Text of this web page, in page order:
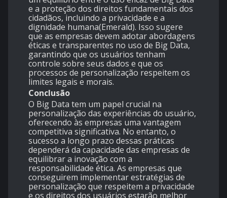
e a proteção dos direitos fundamentais dos
cidadãos, incluindo a privacidade e a
dignidade humana​(Emerald). Isso sugere
que as empresas devem adotar abordagens
éticas e transparentes no uso de Big Data,
garantindo que os usuários tenham
controle sobre seus dados e que os
processos de personalização respeitem os
limites legais e morais.
Conclusão
O Big Data tem um papel crucial na
personalização das experiências do usuário,
oferecendo às empresas uma vantagem
competitiva significativa. No entanto, o
sucesso a longo prazo dessas práticas
dependerá da capacidade das empresas de
equilibrar a inovação com a
responsabilidade ética. As empresas que
conseguirem implementar estratégias de
personalização que respeitem a privacidade
e os direitos dos usuários estarão melhor